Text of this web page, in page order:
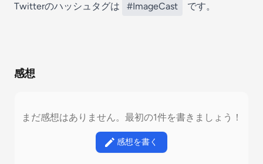
Twitterのハッシュタグは
#ImageCast です。
感想
まだ感想はありません。最初の1件を書きましょう！
感想を書く